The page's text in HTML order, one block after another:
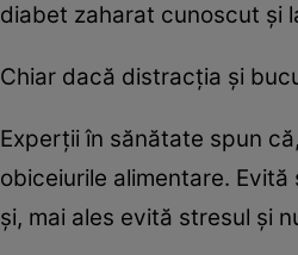
diabet zaharat cunoscut și
Chiar dacă distracția și
Experții în sănătate spun
obiceiurile alimentare.
și, mai ales evită stresul și